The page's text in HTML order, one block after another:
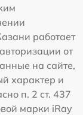
работает
от
на сайте,
характер и
п. 2 ст. 437
марки iRay